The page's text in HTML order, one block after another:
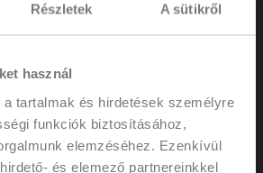
Részletek A sütikről
használ
tartalmak és hirdetések személyre
funkciók biztosításához,
elemzéséhez. Ezenkívül
és elemező partnereinkkel
S2